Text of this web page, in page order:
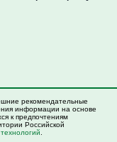
рекомендательные
информации на основе
к предпочтениям
Российской